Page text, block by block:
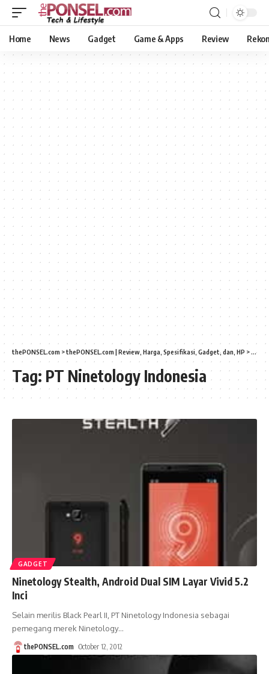
Home News Gadget Game & Apps Review
thePONSEL.com >thePONSEL.com | Review, Harga, Spesifikasi, Gadget, dan, HP > PT
Tag: PT Ninetology Indonesia
GADGET
Ninetology Stealth, Android Dual SIM Layar Vivid 5.2
Inci
Selain merilis Black Pearl II, PT Ninetology Indonesia sebagai
pemegang merek Ninetology…
thePONSEL.com October 12, 2012